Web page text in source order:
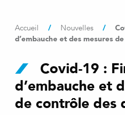
Accueil / Nouvelles /
d’embauche et des mesures
Covid-19 :
d’embauche et
de contrôle des